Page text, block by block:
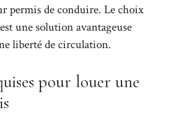
permis de conduire. Le choix
une solution avantageuse
liberté de circulation.
pour louer une